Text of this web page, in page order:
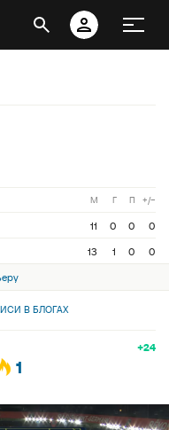
М Г П +/−
11 0 0
0
13 1 0
0
В БЛОГАХ
+24
1